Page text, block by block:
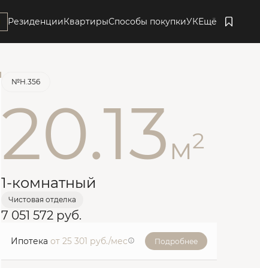
РезиденцииКвартирыСпособы покупкиУКЕщё
Забронировать
№Н.356
20.13м2
1-комнатный
Чистовая отделка
7 051 572 руб.
Ипотека от 25 301 руб./мес Подробнее